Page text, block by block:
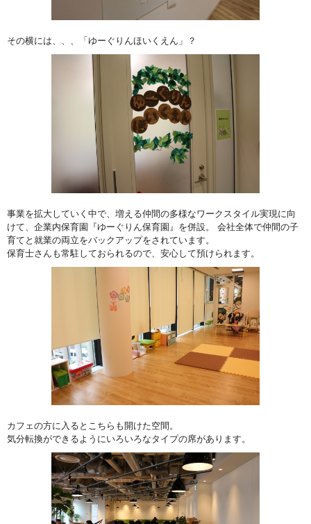
その横には、、、「ゆーぐりんほいくえん」？
事業を拡大していく中で、増える仲間の多様なワークスタイル実現に向
けて、企業内保育園『ゆーぐりん保育園』を併設。 会社全体で仲間の子
育てと就業の両立をバックアップをされています。
保育士さんも常駐しておられるので、安心して預けられます。
カフェの方に入るとこちらも開けた空間。
気分転換ができるようにいろいろなタイプの席があります。